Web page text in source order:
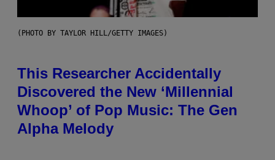
(PHOTO BY TAYLOR HILL/GETTY IMAGES)
This Researcher Accidentally
Discovered the New ‘Millennial
Whoop’ of Pop Music: The Gen
Alpha Melody